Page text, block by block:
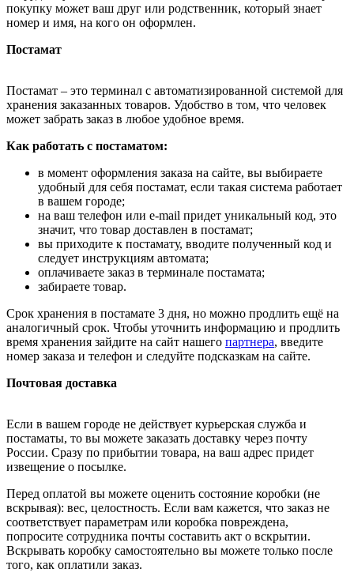
покупку может ваш друг или родственник, который знает
номер и имя, на кого он оформлен.
Постамат
Постамат – это терминал с автоматизированной системой для
хранения заказанных товаров. Удобство в том, что человек
может забрать заказ в любое удобное время.
Как работать с постаматом:
в момент оформления заказа на сайте, вы выбираете
удобный для себя постамат, если такая система работает
в вашем городе;
на ваш телефон или e-mail придет уникальный код, это
значит, что товар доставлен в постамат;
вы приходите к постамату, вводите полученный код и
следует инструкциям автомата;
оплачиваете заказ в терминале постамата;
забираете товар.
Срок хранения в постамате 3 дня, но можно продлить ещё на
аналогичный срок. Чтобы уточнить информацию и продлить
время хранения зайдите на сайт нашего партнера, введите
номер заказа и телефон и следуйте подсказкам на сайте.
Почтовая доставка
Если в вашем городе не действует курьерская служба и
постаматы, то вы можете заказать доставку через почту
России. Сразу по прибытии товара, на ваш адрес придет
извещение о посылке.
Перед оплатой вы можете оценить состояние коробки (не
вскрывая): вес, целостность. Если вам кажется, что заказ не
соответствует параметрам или коробка повреждена,
попросите сотрудника почты составить акт о вскрытии.
Вскрывать коробку самостоятельно вы можете только после
того, как оплатили заказ.